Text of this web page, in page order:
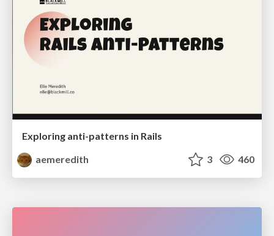
Exploring anti-patterns in Rails
aemeredith
3 460